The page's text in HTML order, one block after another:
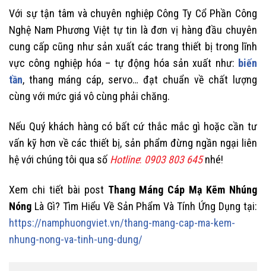
Với sự tận tâm và chuyên nghiệp Công Ty Cổ Phần Công
Nghệ Nam Phương Việt tự tin là đơn vị hàng đầu chuyên
cung cấp cũng như sản xuất các trang thiết bị trong lĩnh
vực công nghiệp hóa – tự động hóa sản xuất như: biến
tần, thang máng cáp, servo… đạt chuẩn về chất lượng
cùng với mức giá vô cùng phải chăng.
Nếu Quý khách hàng có bất cứ thắc mắc gì hoặc cần tư
vấn kỹ hơn về các thiết bị, sản phẩm đừng ngần ngại liên
hệ với chúng tôi qua số Hotline: 0903 803 645nhé!
Xem chi tiết bài post Thang Máng Cáp Mạ Kẽm Nhúng
Nóng Là Gì? Tìm Hiểu Về Sản Phẩm Và Tính Ứng Dụng tại:
https://namphuongviet.vn/thang-mang-cap-ma-kem-
nhung-nong-va-tinh-ung-dung/